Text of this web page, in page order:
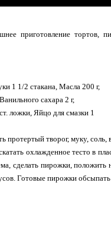
приготовление
1 1/2 стакана, Масла 200 г,
сахара 2 г,
ложки, Яйцо для смазки 1
протертый творог, муку,
охлажденное тесто в
сделать пирожки,
Готовые пирожки